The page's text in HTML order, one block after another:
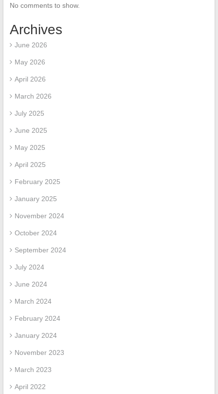
No comments to show.
Archives
June 2026
May 2026
April 2026
March 2026
July 2025
June 2025
May 2025
April 2025
February 2025
January 2025
November 2024
October 2024
September 2024
July 2024
June 2024
March 2024
February 2024
January 2024
November 2023
March 2023
April 2022